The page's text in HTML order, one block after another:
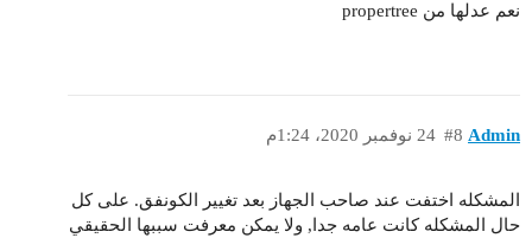
نعم عدلها من propertree
Admin 24 نوفمبر 2020، 1:24م #8
المشكله اختفت عند صاحب الجهاز بعد تغيير الكونفق. على كل
حال المشكله كانت عامه جدا, ولا يمكن معرفت سببها الحقيقي